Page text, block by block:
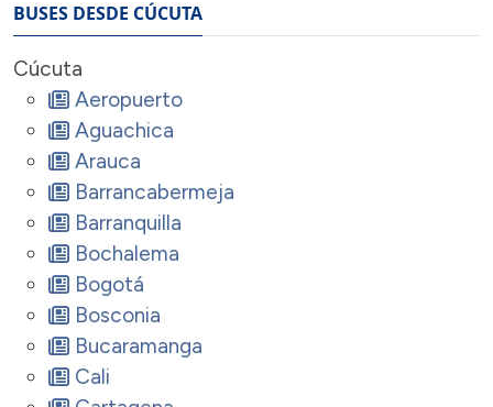
BUSES DESDE CÚCUTA
Cúcuta
Aeropuerto
Aguachica
Arauca
Barrancabermeja
Barranquilla
Bochalema
Bogotá
Bosconia
Bucaramanga
Cali